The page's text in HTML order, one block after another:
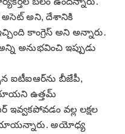
అసెట్ అని, దేశానికి
కాంగ్రెస్ అని అన్నారు.
అనుభవించి ఇప్పుడు
ఐటీఐఆర్‌ను బీజేపీ,
ఉత్తమ్
ఇవ్వకపోవడం వల్ల లక్షల
అయోధ్య